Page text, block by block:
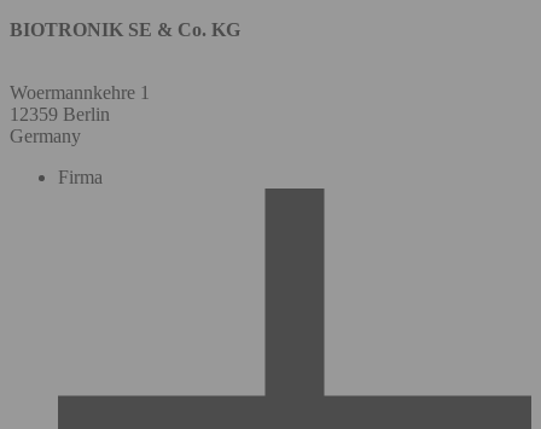
BIOTRONIK SE & Co. KG
Woermannkehre 1
12359 Berlin
Germany
Firma